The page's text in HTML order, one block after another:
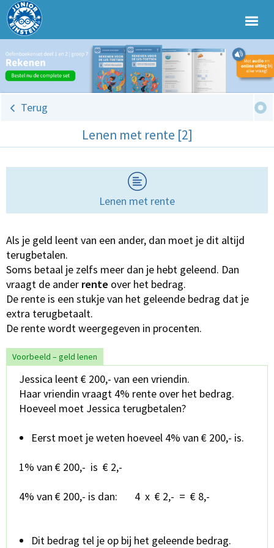
Terug
Lenen met rente [2]
Lenen met rente
Als je geld leent van een ander, dan moet je dit altijd
terugbetalen.
Soms betaal je zelfs meer dan je hebt geleend. Dan
vraagt de ander rente over het bedrag.
De rente is een stukje van het geleende bedrag dat je
extra terugbetaalt.
De rente wordt weergegeven in procenten.
Voorbeeld – geld lenen
Jessica leent € 200,- van een vriendin.
Haar vriendin vraagt 4% rente over het bedrag.
Hoeveel moet Jessica terugbetalen?
Eerst moet je weten hoeveel 4% van € 200,- is.
1% van € 200,- is € 2,-
4% van € 200,- is dan: 4 x € 2,- = € 8,-
Dit bedrag tel je op bij het geleende bedrag.